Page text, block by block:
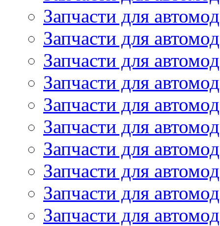
Запчасти для
Запчасти для
Запчасти для
Запчасти для
Запчасти для
Запчасти для
Запчасти для
Запчасти для
Запчасти для
Запчасти для